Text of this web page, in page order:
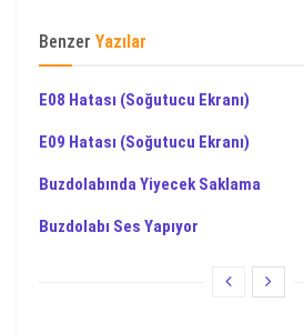
Benzer Yazılar
E08 Hatası (Soğutucu Ekranı)
E09 Hatası (Soğutucu Ekranı)
Buzdolabında Yiyecek Saklama
Buzdolabı Ses Yapıyor